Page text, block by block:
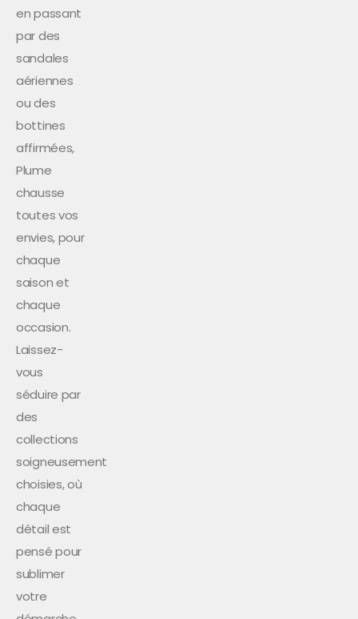
en passant
par des
sandales
aériennes
ou des
bottines
affirmées,
Plume
chausse
toutes vos
envies, pour
chaque
saison et
chaque
occasion.
Laissez-
vous
séduire par
des
collections
soigneusement
choisies, où
chaque
détail est
pensé pour
sublimer
votre